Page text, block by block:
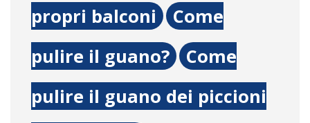
propri balconi
Come
pulire il guano?
Come
pulire il guano dei piccioni